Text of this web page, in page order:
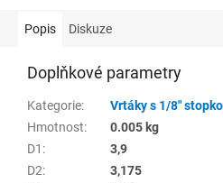
Popis Diskuze
Doplňkové parametry
Kategorie:
Vrtáky s 1/8"
Hmotnost:
0.005 kg
D1 :
3,9
D2:
3,175